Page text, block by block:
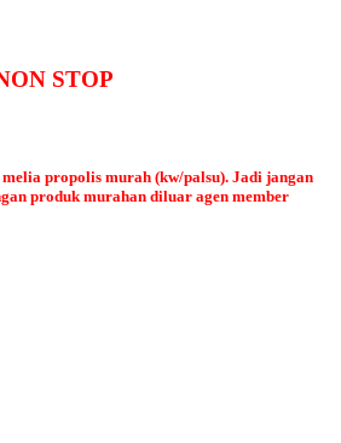
STOP
propolis murah (kw/palsu). Jadi jangan
produk murahan diluar agen member